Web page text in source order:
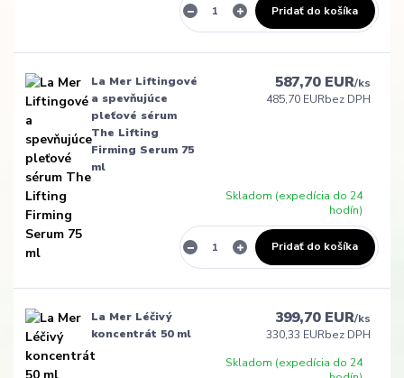
Pridať do košíka
La Mer Liftingové
a spevňujúce
pleťové sérum
The Lifting
Firming Serum 75
ml
587,70 EUR/ks
485,70 EURbez DPH
Skladom (expedícia do 24
hodín)
Pridať do košíka
La Mer Léčivý
koncentrát 50 ml
399,70 EUR/ks
330,33 EURbez DPH
Skladom (expedícia do 24